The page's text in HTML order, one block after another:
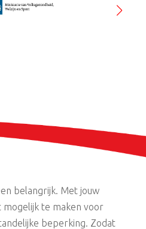
belangrijk. Met jouw
te maken voor
beperking. Zodat